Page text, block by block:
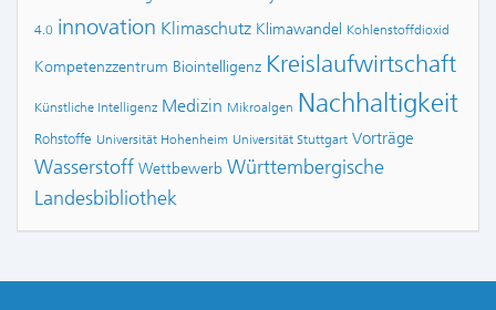
4.0 innovation Klimaschutz Klimawandel Kohlenstoffdioxid
Kompetenzzentrum Biointelligenz Kreislaufwirtschaft
Künstliche Intelligenz Medizin Mikroalgen Nachhaltigkeit
Rohstoffe Universität Hohenheim Universität Stuttgart Vorträge
Wasserstoff Wettbewerb Württembergische
Landesbibliothek